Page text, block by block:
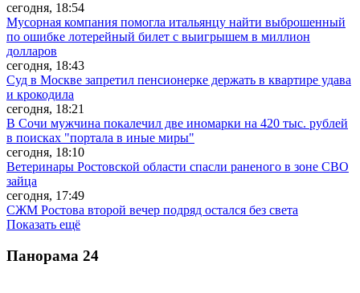
сегодня, 18:54
Мусорная компания помогла итальянцу найти выброшенный
по ошибке лотерейный билет с выигрышем в миллион
долларов
сегодня, 18:43
Суд в Москве запретил пенсионерке держать в квартире удава
и крокодила
сегодня, 18:21
В Сочи мужчина покалечил две иномарки на 420 тыс. рублей
в поисках "портала в иные миры"
сегодня, 18:10
Ветеринары Ростовской области спасли раненого в зоне СВО
зайца
сегодня, 17:49
СЖМ Ростова второй вечер подряд остался без света
Показать ещё
Панорама 24